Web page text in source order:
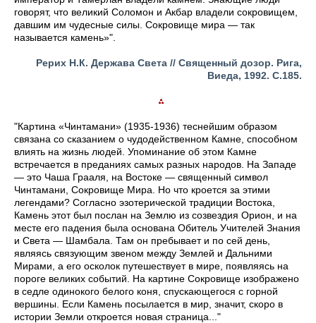
говорят, что великий Соломон и Акбар владели сокровищем,
давшим им чудесные силы. Сокровище мира — так
называется камень»".
Рерих Н.К. Держава Света // Священный дозор. Рига,
Виеда, 1992. С.185.
"Картина «Чинтамани» (1935-1936) теснейшим образом
связана со сказанием о чудодейственном Камне, способном
влиять на жизнь людей. Упоминание об этом Камне
встречается в преданиях самых разных народов. На Западе
— это Чаша Грааля, на Востоке — священный символ
Чинтамани, Сокровище Мира. Но что кроется за этими
легендами? Согласно эзотерической традиции Востока,
Камень этот был послан на Землю из созвездия Орион, и на
месте его падения была основана Обитель Учителей Знания
и Света — Шамбала. Там он пребывает и по сей день,
являясь связующим звеном между Землей и Дальними
Мирами, а его осколок путешествует в мире, появляясь на
пороге великих событий. На картине Сокровище изображено
в седле одинокого белого коня, спускающегося с горной
вершины. Если Камень посылается в мир, значит, скоро в
истории Земли откроется новая страница..."